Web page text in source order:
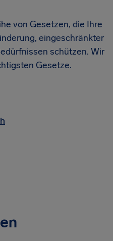
von Gesetzen, die Ihre
eingeschränkter
schützen. Wir
Gesetze.